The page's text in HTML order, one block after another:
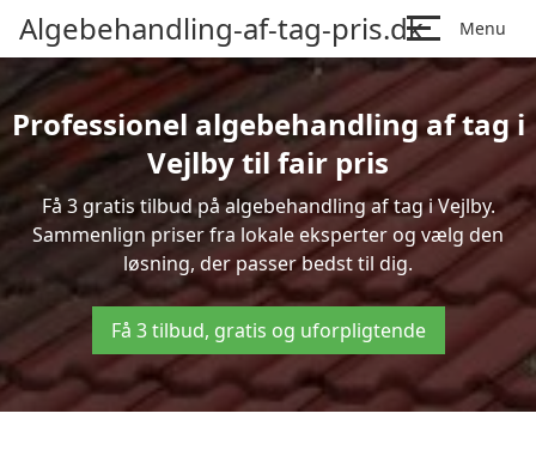
Algebehandling-af-tag-pris.dk Menu
Professionel algebehandling af tag i
Vejlby til fair pris
Få 3 gratis tilbud på algebehandling af tag i Vejlby.
Sammenlign priser fra lokale eksperter og vælg den
løsning, der passer bedst til dig.
Få 3 tilbud, gratis og uforpligtende